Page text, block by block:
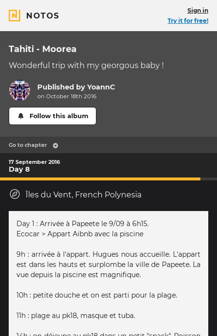
NOTOS
Sign in
Try it for free!
Tahiti - Moorea
Wonderful trip with my georgous baby !
Published byYoannC
on October 18th 2016
Follow this album
Go to chapter
17 September 2016
Day 8
Îles du Vent, French Polynesia
Day 1 : Arrivée à Papeete le 9/09 à 6h15.
Ecocar > Appart Aibnb avec la piscine
9h : arrivée à l'appart. Hugues nous accueille. L'appart
est dans les hauts et surplombe la ville de Papeete. La
vue depuis la piscine est magnifique.
10h : petite douche et on est parti pour la plage.
11h : plage au pk18, masque et tuba.